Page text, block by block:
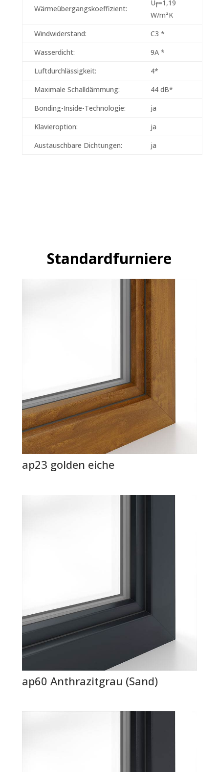
Wärmeübergangskoeffizient:
Uf=1,19
W/m²K
Windwiderstand:
C3 *
Wasserdicht:
9A *
Luftdurchlässigkeit:
4*
Maximale Schalldämmung:
44 dB*
Bonding-Inside-Technologie:
ja
Klavieroption:
ja
Austauschbare Dichtungen:
ja
Standardfurniere
ap23 golden eiche
ap60 Anthrazitgrau (Sand)